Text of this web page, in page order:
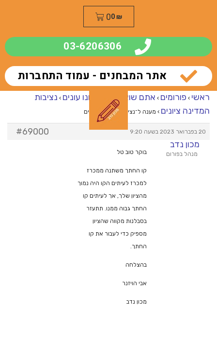
0₪
0
03-6206306
אתר המבחנים - עמוד התחברות
ראשי › פורומים › אתם שואלים – אנחנו עונים › נציבות
המדינה ציונים › מענה ל־נציבות המדינה ציונים
20 בפברואר 2023 בשעה 9:20
#69000
מכון נדב
מנהל בפורום בוקר טוב טל
קו החתך משתנה ממכרז
למכרז לעיתים הקו היה נמוך
מהציון שלך, אך לעיתים קו
החתך גבוה ממנו. תתעזר
בסבלנות מקווה שהציון
מספיק כדי לעבור את קו
החתך.
בהצלחה
אבי הויזנר
מכון נדב